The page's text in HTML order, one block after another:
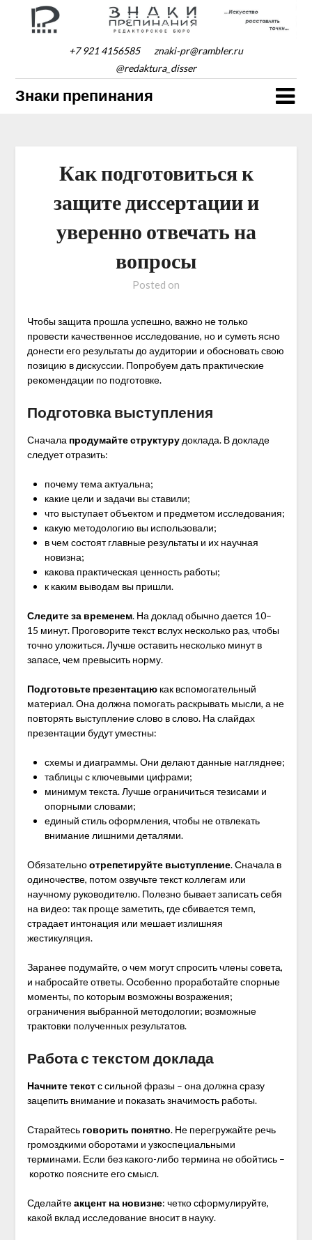
+7 921 4156585
znaki-pr@rambler.ru
@redaktura_disser
Знаки препинания
Как подготовиться к
защите диссертации и
уверенно отвечать на
вопросы
Posted on
Чтобы защита прошла успешно, важно не только
провести качественное исследование, но и суметь ясно
донести его результаты до аудитории и обосновать свою
позицию в дискуссии. Попробуем дать практические
рекомендации по подготовке.
Подготовка выступления
Сначала продумайте структурудоклада. В докладе
следует отразить:
почему тема актуальна;
какие цели и задачи вы ставили;
что выступает объектом и предметом исследования;
какую методологию вы использовали;
в чем состоят главные результаты и их научная
новизна;
какова практическая ценность работы;
к каким выводам вы пришли.
Следите за временем. На доклад обычно дается 10–
15 минут. Проговорите текст вслух несколько раз, чтобы
точно уложиться. Лучше оставить несколько минут в
запасе, чем превысить норму.
Подготовьте презентациюкак вспомогательный
материал. Она должна помогать раскрывать мысли, а не
повторять выступление слово в слово. На слайдах
презентации будут уместны:
схемы и диаграммы. Они делают данные нагляднее;
таблицы с ключевыми цифрами;
минимум текста. Лучше ограничиться тезисами и
опорными словами;
единый стиль оформления, чтобы не отвлекать
внимание лишними деталями.
Обязательноотрепетируйте выступление. Сначала в
одиночестве, потом озвучьте текст коллегам или
научному руководителю. Полезно бывает записать себя
на видео: так проще заметить, где сбивается темп,
страдает интонация или мешает излишняя
жестикуляция.
Заранее подумайте, о чем могут спросить члены совета,
и набросайте ответы. Особенно проработайте спорные
моменты, по которым возможны возражения;
ограничения выбранной методологии; возможные
трактовки полученных результатов.
Работа с текстом доклада
Начните текстс сильной фразы – она должна сразу
зацепить внимание и показать значимость работы.
Старайтесь говорить понятно. Не перегружайте речь
громоздкими оборотами и узкоспециальными
терминами. Если без какого-либо термина не обойтись –
коротко поясните его смысл.
Сделайтеакцент на новизне: четко сформулируйте,
какой вклад исследование вносит в науку.